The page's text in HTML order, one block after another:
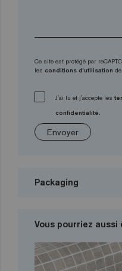
Ce site est protégé par
les conditions d'utilisation
J'ai lu et j'accepte les
confidentialité.
Envoyer
Packaging
Vous pourriez